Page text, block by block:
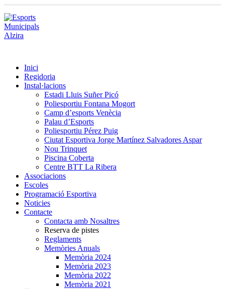
Inici
Regidoria
Instal·lacions
Estadi Lluis Suñer Picó
Poliesportiu Fontana Mogort
Camp d’esports Venècia
Palau d’Esports
Poliesportiu Pérez Puig
Ciutat Esportiva Jorge Martínez Salvadores Aspar
Nou Trinquet
Piscina Coberta
Centre BTT La Ribera
Associacions
Escoles
Programació Esportiva
Noticies
Contacte
Contacta amb Nosaltres
Reserva de pistes
Reglaments
Memòries Anuals
Memòria 2024
Memòria 2023
Memòria 2022
Memòria 2021